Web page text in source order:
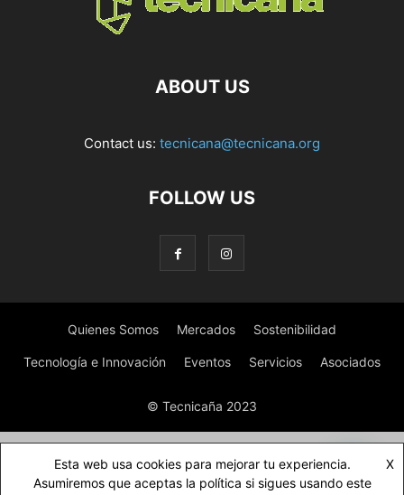
ABOUT US
Contact us: tecnicana@tecnicana.org
FOLLOW US
Quienes Somos Mercados Sostenibilidad
Tecnología e Innovación Eventos Servicios Asociados
© Tecnicaña 2023
Esta web usa cookies para mejorar tu experiencia.
Asumiremos que aceptas la política si sigues usando este
X